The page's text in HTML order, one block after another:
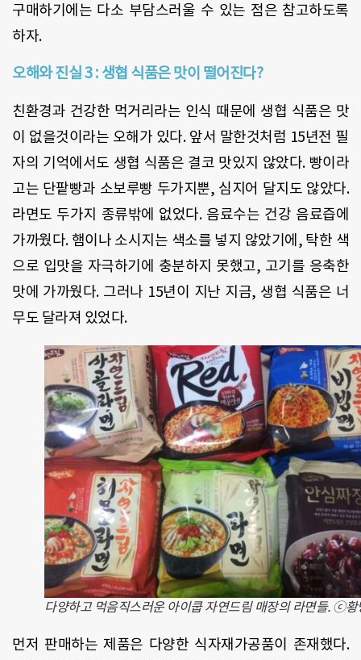
구매하기에는 다소 부담스러울 수 있는 점은 참고하도록
하자.
오해와 진실 3 : 생협 식품은 맛이 떨어진다?
친환경과 건강한 먹거리라는 인식 때문에 생협 식품은 맛
이 없을것이라는 오해가 있다. 앞서 말한것처럼 15년전 필
자의 기억에서도 생협 식품은 결코 맛있지 않았다. 빵이라
고는 단팥빵과 소보루빵 두가지뿐, 심지어 달지도 않았다.
라면도 두가지 종류밖에 없었다. 음료수는 건강 음료즙에
가까웠다. 햄이나 소시지는 색소를 넣지 않았기에, 탁한 색
으로 입맛을 자극하기에 충분하지 못했고, 고기를 응축한
맛에 가까웠다. 그러나 15년이 지난 지금, 생협 식품은 너
무도 달라져 있었다.
다양하고 먹음직스러운 아이쿱 자연드림 매장의 라면들. ⓒ황
먼저 판매하는 제품은 다양한 식자재가공품이 존재했다.